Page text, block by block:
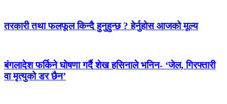
तरकारी तथा फलफूल किन्दै हुनुहुन्छ ? हेर्नुहोस आजको मूल्य
बंगलादेश फर्किने घोषणा गर्दै शेख हसिनाले भनिन- ‘जेल, गिरफ्तारी
वा मृत्युको डर छैन’